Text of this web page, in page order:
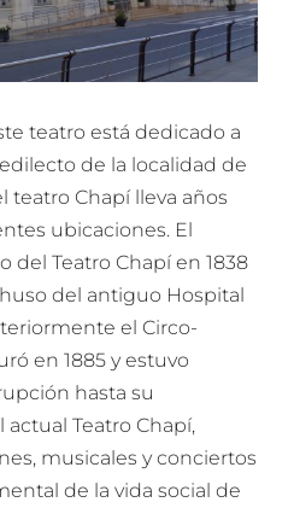
teatro está dedicado a
de la localidad de
teatro Chapí lleva años
ubicaciones. El
Teatro Chapí en 1838
del antiguo Hospital
el Circo-
en 1885 y estuvo
hasta su
Teatro Chapí,
musicales y conciertos
de la vida social de